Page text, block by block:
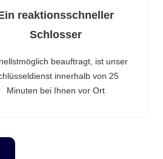
reaktionsschneller
Schlosser
beauftragt, ist unser
innerhalb von 25
Minuten bei Ihnen vor Ort